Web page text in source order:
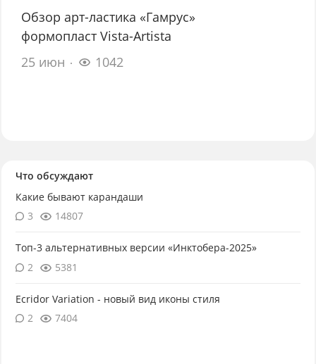
Обзор арт-ластика «Гамрус»
формопласт Vista-Artista
25 июн
1042
Что обсуждают
Какие бывают карандаши
3
14807
Топ-3 альтернативных версии «Инктобера-2025»
2
5381
Ecridor Variation - новый вид иконы стиля
2
7404